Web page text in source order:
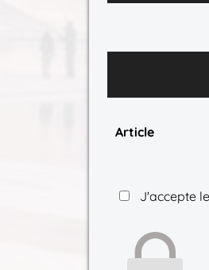
Article
J'accepte